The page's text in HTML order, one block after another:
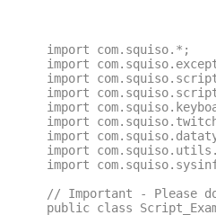
import com.squiso.*;
import
import
import
import
import
import
import
import
// Important - Please
public class